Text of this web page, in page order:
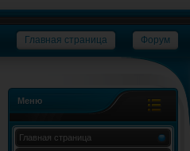
Главная страница Форум
Меню
Главная страница